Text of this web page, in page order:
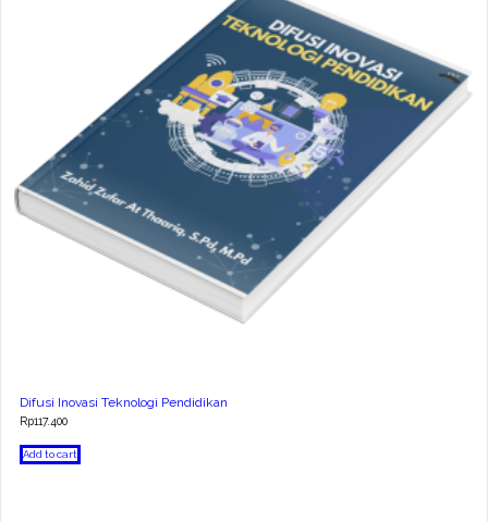
Difusi Inovasi Teknologi Pendidikan
Rp117.400
Add to cart